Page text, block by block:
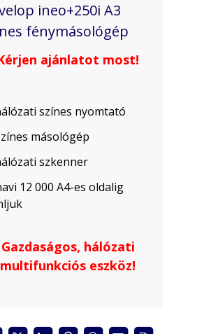
ineo+250i A3
fénymásológép
ajánlatot most!
színes nyomtató
másológép
szkenner
12 000 A4-es oldalig
Gazdaságos, hálózati
multifunkciós eszköz!